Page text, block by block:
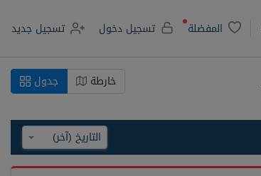
المفضلة تسجيل دخول تسجيل جديد
خارطة جدول